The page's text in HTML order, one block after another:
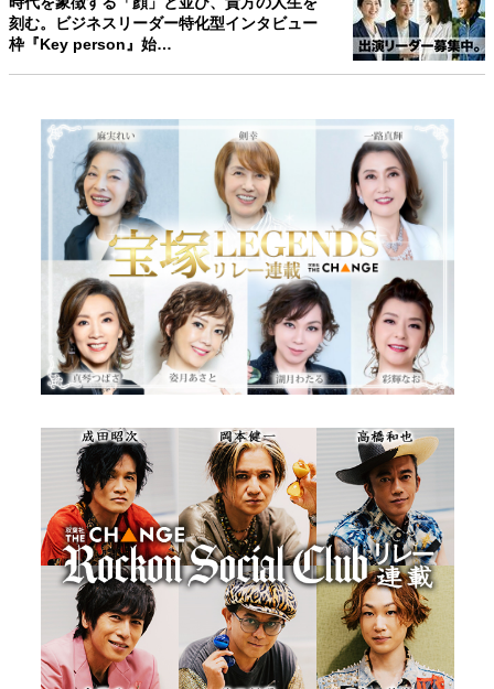
刻む。ビジネスリーダー特化型インタビュー
枠『Key person』始…